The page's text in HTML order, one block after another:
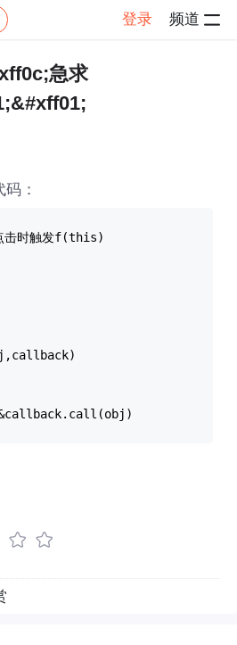
登录 频道
帖子详情
急求
：
击时触发f(this)